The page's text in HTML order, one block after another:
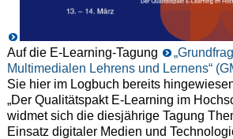
Auf die E-Learning-Tagung
Multimedialen Lehrens und Lernens“
Sie hier im Logbuch bereits
„Der Qualitätspakt E-Learning im
widmet sich die diesjährige Tagung
Einsatz digitaler Medien und